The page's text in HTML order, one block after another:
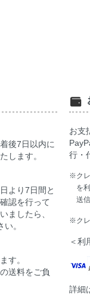
後7日以内に
します。
より7日間と
認を行って
ましたら、
。
す。
送料をご負
お支
行・
※クレ
を
送
※クレ
＜利
詳細